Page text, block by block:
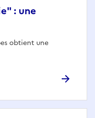
: une
obtient une